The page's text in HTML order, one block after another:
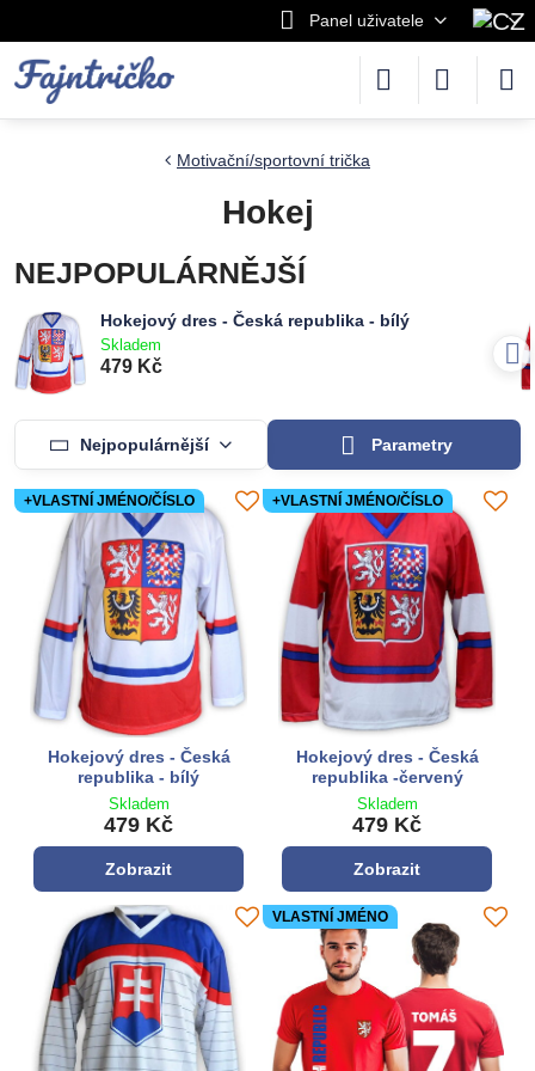
Panel uživatele
Motivační/sportovní trička
Hokej
NEJPOPULÁRNĚJŠÍ
Hokejový dres - Česká republika - bílý
Skladem
479 Kč
Nejpopulárnější Parametry
+VLASTNÍ JMÉNO/ČÍSLO
Hokejový dres - Česká
republika - bílý
Skladem
479 Kč
Zobrazit
+VLASTNÍ JMÉNO/ČÍSLO
Hokejový dres - Česká
republika -červený
Skladem
479 Kč
Zobrazit
VLASTNÍ JMÉNO